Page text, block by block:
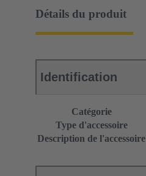
Détails du produit
Identification
Catégorie
Type d'accessoire
Description de l'accessoire